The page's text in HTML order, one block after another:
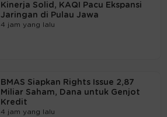
Kinerja Solid, KAQI Pacu Ekspansi
Jaringan di Pulau Jawa
4 jam yang lalu
BMAS Siapkan Rights Issue 2,87
Miliar Saham, Dana untuk Genjot
Kredit
4 jam yang lalu